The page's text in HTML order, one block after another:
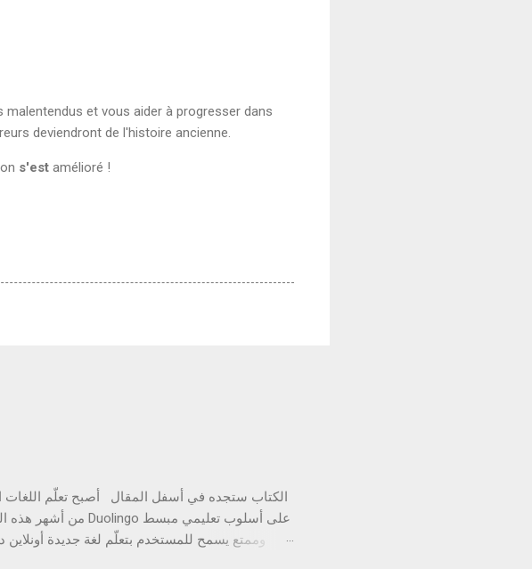
et vous aider à progresser dans
deviendront de l'histoire ancienne.
s'est amélioré !
الكتاب ستجده في أسفل المقال أصبح تعلّم اللغات
وممتع يسمح للمستخدم بتعلّم لغة جديدة أونلاين